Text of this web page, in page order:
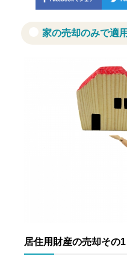
家の売却のみで適
居住用財産の売却その1